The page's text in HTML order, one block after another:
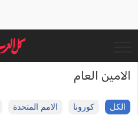
الامين العام
الكل كورونا الامم المتحدة